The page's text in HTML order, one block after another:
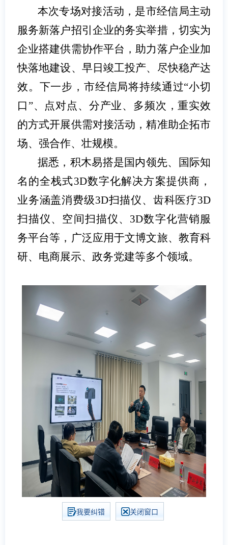
本次专场对接活动，是市经信局主动
服务新落户招引企业的务实举措，切实为
企业搭建供需协作平台，助力落户企业加
快落地建设、早日竣工投产、尽快稳产达
效。下一步，市经信局将持续通过“小切
口”、点对点、分产业、多频次，重实效
的方式开展供需对接活动，精准助企拓市
场、强合作、壮规模。
据悉，积木易搭是国内领先、国际知
名的全栈式3D数字化解决方案提供商，
业务涵盖消费级3D扫描仪、齿科医疗3D
扫描仪、空间扫描仪、3D数字化营销服
务平台等，广泛应用于文博文旅、教育科
研、电商展示、政务党建等多个领域。
我要纠错 关闭窗口